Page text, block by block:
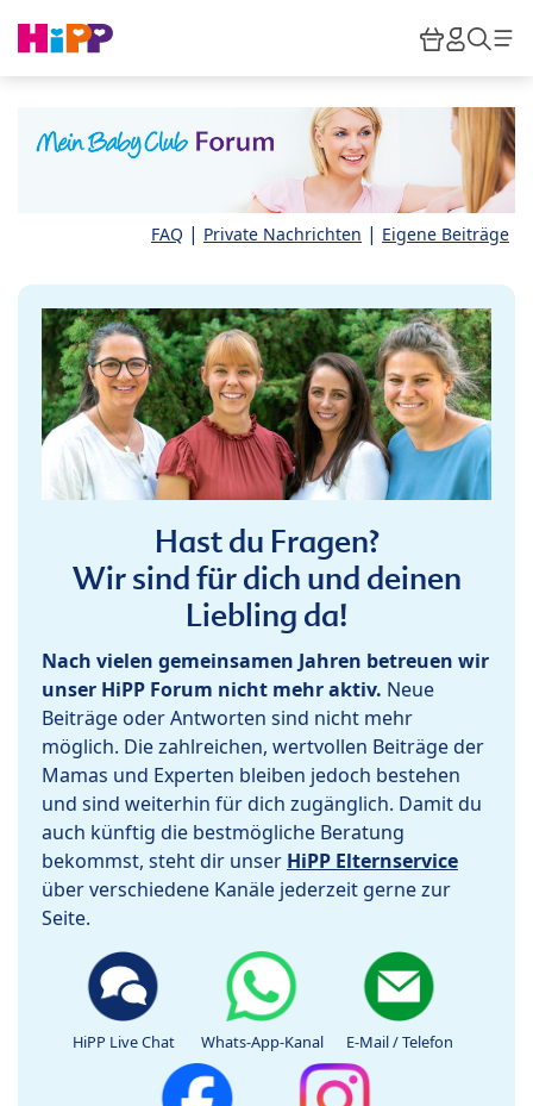
HiPP
FAQ | Private Nachrichten | Eigene Beiträge
Hast du Fragen?
Wir sind für dich und deinen
Liebling da!
Nach vielen gemeinsamen Jahren betreuen wir
unser HiPP Forum nicht mehr aktiv. Neue
Beiträge oder Antworten sind nicht mehr
möglich. Die zahlreichen, wertvollen Beiträge der
Mamas und Experten bleiben jedoch bestehen
und sind weiterhin für dich zugänglich. Damit du
auch künftig die bestmögliche Beratung
bekommst, steht dir unser HiPP Elternservice
über verschiedene Kanäle jederzeit gerne zur
Seite.
HiPP Live Chat Whats-App-Kanal E-Mail / Telefon